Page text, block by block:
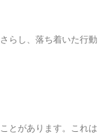
らし、落ち着いた行動
とがあります。これは